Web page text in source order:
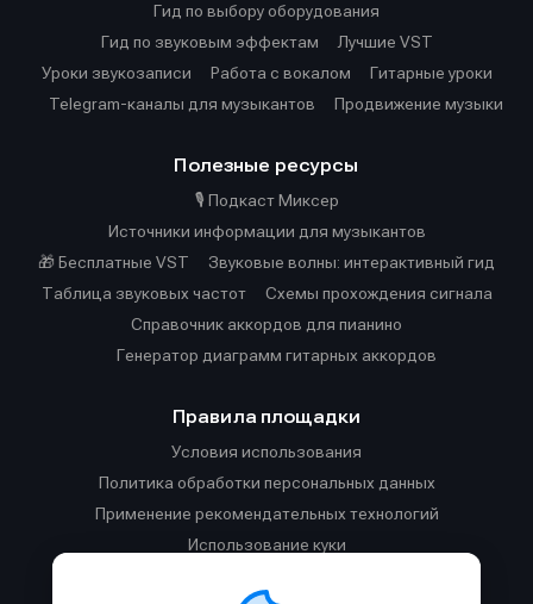
Гид по выбору оборудования
Гид по звуковым эффектам
Лучшие VST
Уроки звукозаписи
Работа с вокалом
Гитарные уроки
Telegram-каналы для музыкантов
Продвижение музыки
Полезные ресурсы
🎙️ Подкаст Миксер
Источники информации для музыкантов
🎁 Бесплатные VST
Звуковые волны: интерактивный гид
Таблица звуковых частот
Cхемы прохождения сигнала
Справочник аккордов для пианино
Генератор диаграмм гитарных аккордов
Правила площадки
Условия использования
Политика обработки персональных данных
Применение рекомендательных технологий
Использование куки